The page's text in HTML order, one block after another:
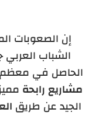
إن الصعوبات
الشباب العربي
الحاصل في معظم
مشاريع رابحة
الجيد عن طريق